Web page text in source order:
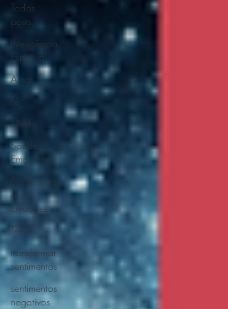
Todos
posts
Inteligência
Espiritual
Amor
Fé
Medo
Saúde
Emocional
Bioquímica
das
Emoções
Tempo
transformar
sentimentos
sentimentos
negativos